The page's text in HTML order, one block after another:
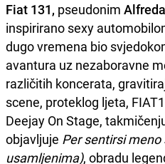
Fiat 131, pseudonim
inspirirano sexy
dugo vremena bio
avantura uz nezaboravne
različitih koncerata,
scene, proteklog ljeta,
Deejay On Stage,
objavljuje Per sentirsi
usamljenima), obradu